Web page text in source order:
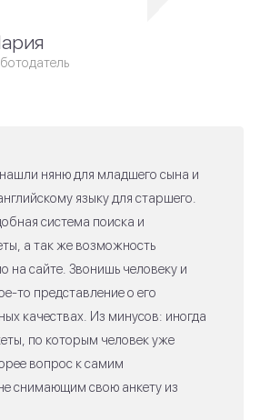
няню для младшего сына и
языку для старшего.
система поиска и
а так же возможность
на сайте. Звонишь человеку и
то представление о его
качествах. Из минусов: иногда
по которым человек уже
вопрос к самим
снимающим свою анкету из